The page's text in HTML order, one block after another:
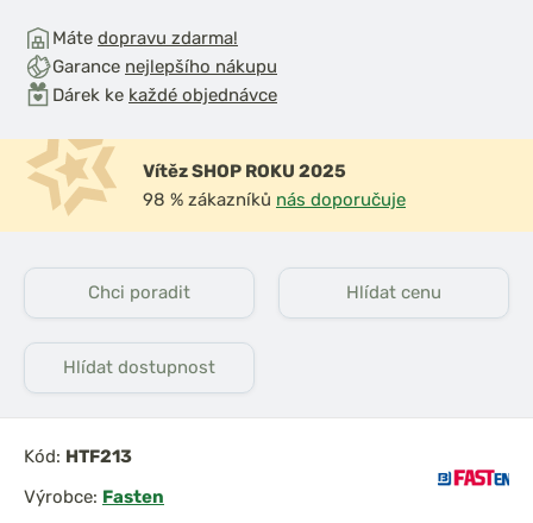
Máte dopravu zdarma!
Garance nejlepšího nákupu
Dárek ke každé objednávce
Vítěz SHOP ROKU 2025
98 % zákazníků nás doporučuje
Chci poradit Hlídat cenu
Hlídat dostupnost
Kód: HTF213
Výrobce: Fasten